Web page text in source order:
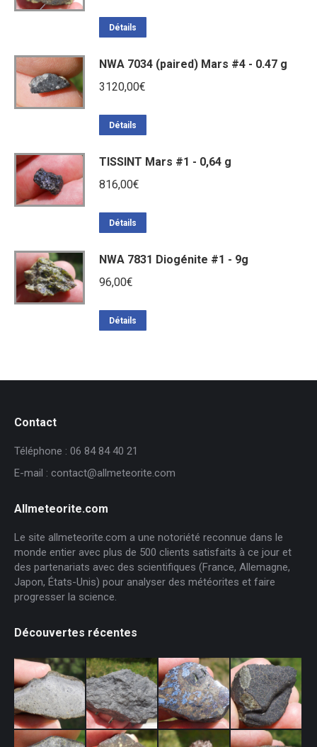
Détails
NWA 7034 (paired) Mars #4 - 0.47 g
3120,00€
Détails
TISSINT Mars #1 - 0,64 g
816,00€
Détails
NWA 7831 Diogénite #1 - 9g
96,00€
Détails
Contact
Téléphone : 06 84 84 40 21
E-mail : contact@allmeteorite.com
Allmeteorite.com
Le site allmeteorite.com a une notoriété reconnue dans le
monde entier avec plus de 500 clients satisfaits à ce jour et
des partenariats avec des scientifiques (France, Allemagne,
Japon, États-Unis) pour analyser des météorites et faire
progresser la science.
Découvertes récentes